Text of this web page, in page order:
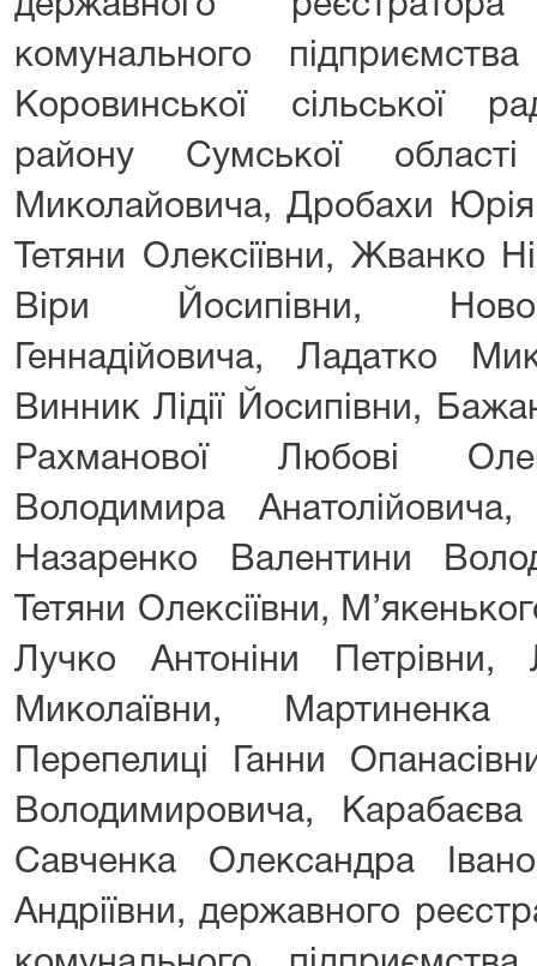
державного
комунального
Коровинської сільської
району Сумської
Миколайовича, Дробахи
Тетяни Олексіївни, Жванко
Віри Йосипівни,
Геннадійовича, Ладатко
Винник Лідії Йосипівни,
Рахманової Любові
Володимира
Назаренко Валентини
Тетяни Олексіївни,
Лучко Антоніни Петрівни,
Миколаївни, Мартиненка
Перепелиці Ганни
Володимировича,
Савченка Олександра
Андріївни, державного